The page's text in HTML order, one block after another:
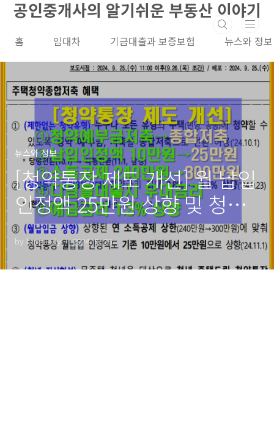
본문 바로가기
공인중개사의 알기쉬운 부동산 이야기
홈 임대차 기금대출과 보증보험 뉴스와 정보
뉴스와 정보
[청약통장 제도 개선] 월 납입
인정액 25만원 상향 및 청약
통장 전환 가능
by burgundy 2024. 9. 26.